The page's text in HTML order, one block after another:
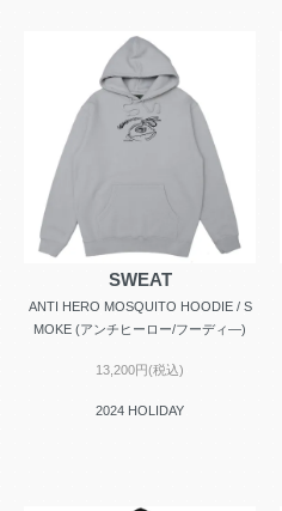
SWEAT
ANTI HERO MOSQUITO HOODIE / S
MOKE (アンチヒーロー/フーディ―)
13,200円(税込)
2024 HOLIDAY